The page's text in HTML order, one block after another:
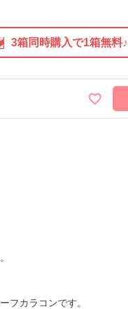
3箱同時購入で1箱無料♪
フカラコンです。